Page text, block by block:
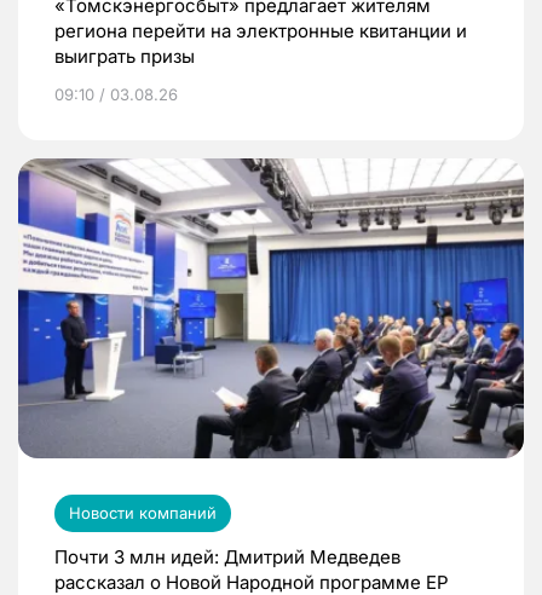
«Томскэнергосбыт» предлагает жителям
региона перейти на электронные квитанции и
выиграть призы
09:10 / 03.08.26
Новости компаний
Почти 3 млн идей: Дмитрий Медведев
рассказал о Новой Народной программе ЕР